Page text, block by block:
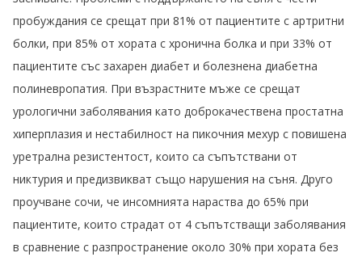
пробуждания се срещат при 81% от пациентите с артритни
болки, при 85% от хората с хронична болка и при 33% от
пациентите със захарен диабет и болезнена диабетна
полиневропатия. При възрастните мъже се срещат
урологични заболявания като доброкачествена простатна
хиперплазия и нестабилност на пикочния мехур с повишена
уретрална резистентост, които са съпътствани от
никтурия и предизвикват също нарушения на съня. Друго
проучване сочи, че инсомнията нараства до 65% при
пациентите, които страдат от 4 съпътстващи заболявания
в сравнение с разпространение около 30% при хората без